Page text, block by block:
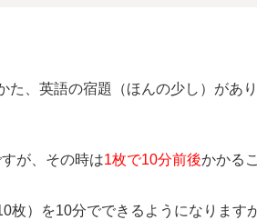
た、英語の宿題（ほんの少し）があ
が、その時は1枚で10分前後かかる
枚）を10分でできるようになります